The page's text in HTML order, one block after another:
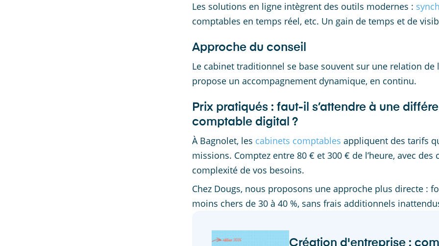
Les solutions en ligne intègrent des outils modernes :
comptables en temps réel, etc. Un gain de temps et de
Approche du conseil
Le cabinet traditionnel se base souvent sur une relation
propose un accompagnement dynamique, en continu.
Prix pratiqués : faut-il s’attendre à une
comptable digital ?
À Bagnolet, les cabinets comptables appliquent des tarifs
missions. Comptez entre 80 € et 300 € de l’heure, avec
complexité de vos besoins.
Chez Dougs, nous proposons une approche plus directe :
moins chers de 30 à 40 %, sans frais additionnels
Création d'entreprise :